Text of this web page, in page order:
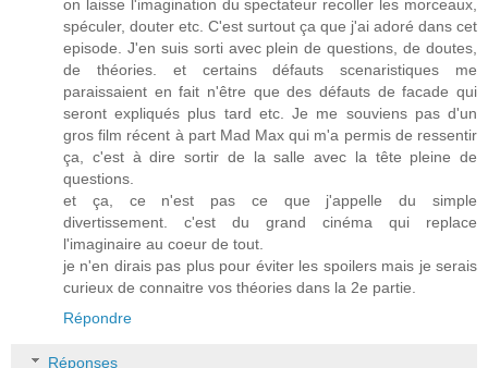
on laisse l'imagination du spectateur recoller les morceaux,
spéculer, douter etc. C'est surtout ça que j'ai adoré dans cet
episode. J'en suis sorti avec plein de questions, de doutes,
de théories. et certains défauts scenaristiques me
paraissaient en fait n'être que des défauts de facade qui
seront expliqués plus tard etc. Je me souviens pas d'un
gros film récent à part Mad Max qui m'a permis de ressentir
ça, c'est à dire sortir de la salle avec la tête pleine de
questions.
et ça, ce n'est pas ce que j'appelle du simple
divertissement. c'est du grand cinéma qui replace
l'imaginaire au coeur de tout.
je n'en dirais pas plus pour éviter les spoilers mais je serais
curieux de connaitre vos théories dans la 2e partie.
Répondre
Réponses